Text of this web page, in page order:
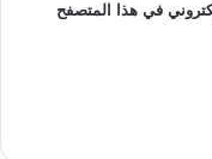
في هذا المتصفح